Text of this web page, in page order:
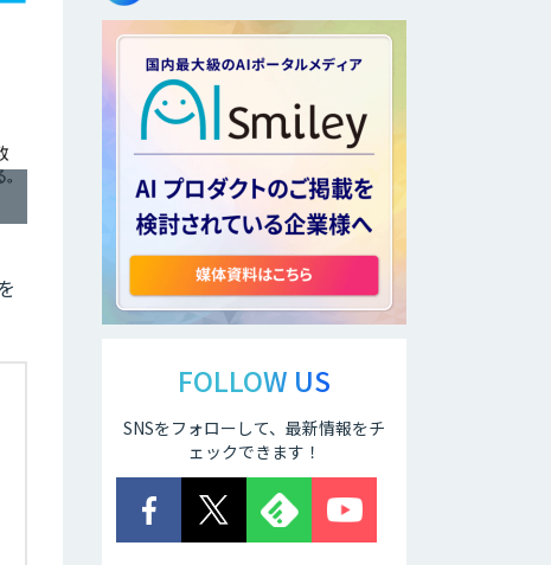
FOLLOW US
SNSをフォローして、最新情報をチ
ェックできます！